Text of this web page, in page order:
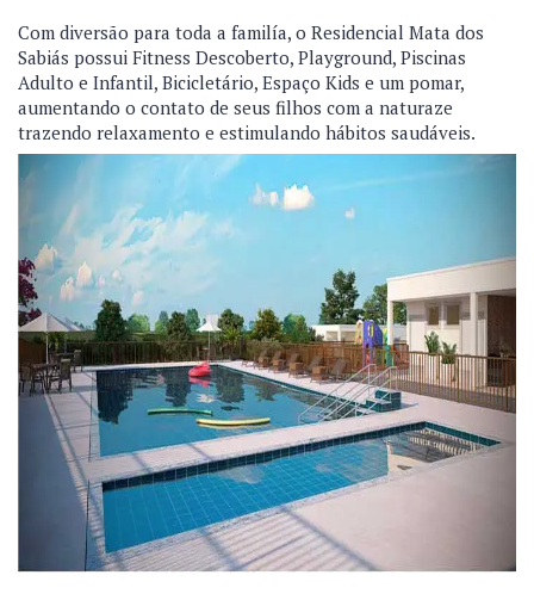
Com diversão para toda a familía, o Residencial Mata dos
Sabiás possui Fitness Descoberto, Playground, Piscinas
Adulto e Infantil, Bicicletário, Espaço Kids e um pomar,
aumentando o contato de seus filhos com a naturaze
trazendo relaxamento e estimulando hábitos saudáveis.